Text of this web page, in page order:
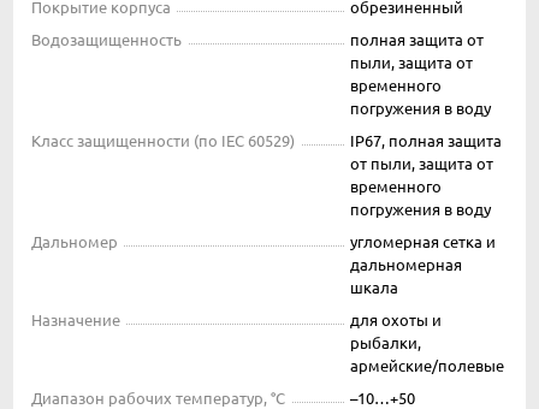
Покрытие корпуса
обрезиненный
Водозащищенность
полная защита от
пыли, защита от
временного
погружения в воду
Класс защищенности (по IEC 60529)
IP67, полная защита
от пыли, защита от
временного
погружения в воду
Дальномер
угломерная сетка и
дальномерная
шкала
Назначение
для охоты и
рыбалки,
армейские/полевые
Диапазон рабочих температур, °С
–10…+50